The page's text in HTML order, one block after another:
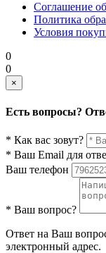
Соглашение
Политика
Условия
0
0
×
Есть вопросы?
* Как вас зовут?
* Ваш Email для
Ваш телефон
* Ваш вопрос?
Ответ на Ваш
электронный адрес.